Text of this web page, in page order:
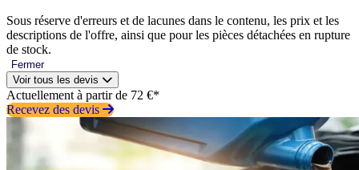
Sous réserve d'erreurs et de lacunes dans le contenu, les prix et les
descriptions de l'offre, ainsi que pour les pièces détachées en rupture
de stock.
Fermer
Voir tous les devis
Actuellement à partir de 72 €*
Recevez des devis